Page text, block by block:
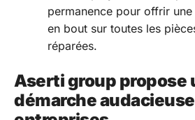
permanence pour offrir
en bout sur toutes les
réparées.
Aserti group propose
démarche